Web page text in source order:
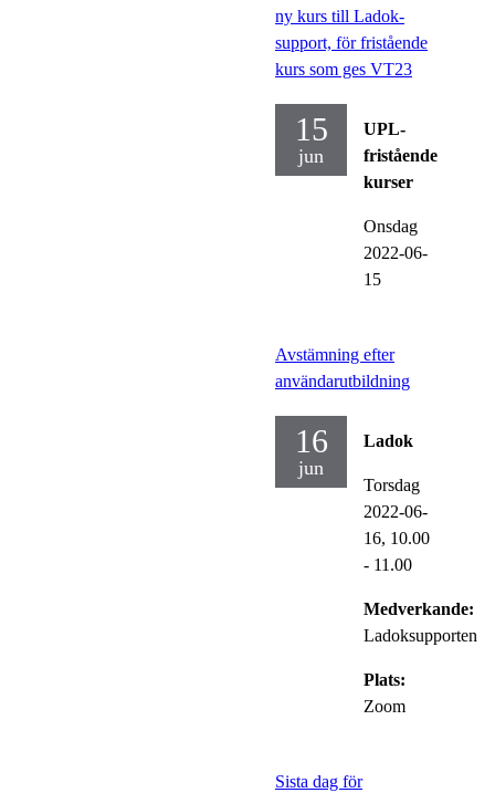
ny kurs till Ladok-
support, för fristående
kurs som ges VT23
15
jun
UPL-
fristående
kurser
Onsdag
2022-06-
15
Avstämning efter
användarutbildning
16
jun
Ladok
Torsdag
2022-06-
16, 10.00
- 11.00
Medverkande:
Ladoksupporten
Plats:
Zoom
Sista dag för